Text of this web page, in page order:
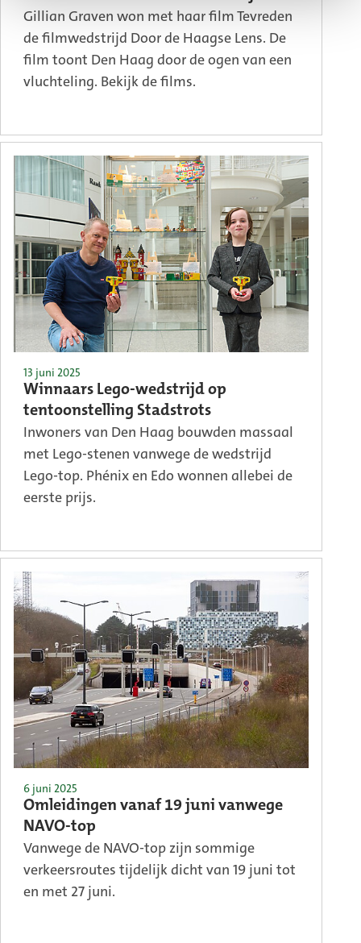
Gillian Graven won met haar film Tevreden
de filmwedstrijd Door de Haagse Lens. De
film toont Den Haag door de ogen van een
vluchteling. Bekijk de films.
Winnaars Lego-wedstrijd op
tentoonstelling Stadstrots
13 juni 2025
Inwoners van Den Haag bouwden massaal
met Lego-stenen vanwege de wedstrijd
Lego-top. Phénix en Edo wonnen allebei de
eerste prijs.
Omleidingen vanaf 19 juni vanwege
NAVO-top
6 juni 2025
Vanwege de NAVO-top zijn sommige
verkeersroutes tijdelijk dicht van 19 juni tot
en met 27 juni.